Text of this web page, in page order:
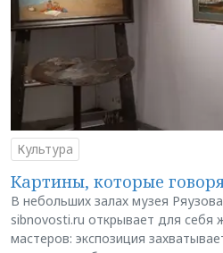
Культура
Картины, которые
В небольших залах музея
sibnovosti.ru открывает для себя
мастеров: экспозиция